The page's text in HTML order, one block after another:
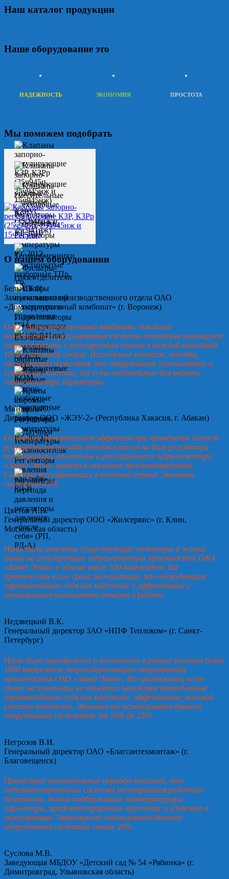
Наш каталог продукции
Наше оборудование это
НАДЕЖНОСТЬ ЭКОНОМИЯ ПРОСТОТА
Мы поможем подобрать
О нашем оборудовании
Белых Т.Ф.
Замначальника производственного отдела ОАО
«Домостроительный комбинат» (г. Воронеж)
ОАО «Домостроительный комбинат» для более
качественного регулирования системы отопления монтирует
гидроэлеваторы с регулируемым соплом в каждой панельной
10-ти этажной секции. Несложные монтаж, наладка,
эксплуатация позволяют это оборудование использовать и
сегодня на объектах, где есть необходимые для работы
гидроэлеватора параметры.
Минин А.Ю.
Директор ООО «ЖЭУ-2» (Республика Хакасия, г. Абакан)
Основным экономическим эффектом при применении систем
регулирования расхода теплоносителя на базе регулятора
температуры отопления и регулирующего гидроэлеватора
«Завод Этон» является снижение теплопотребления.
Система тестировалась в весенний период. Экономия
составила 42%.
Цветов А.В.
Генеральный директор ООО «Жилсервис» (г. Клин,
Московская область)
Нами были заменены существующие элеваторы в жилых
домах на регулирующие гидроэлеваторы производства ОАО
«Завод Этон» в объеме около 500 комплектов. На
протяжении всего срока эксплуатации это оборудование
зарекомендовало себя как надежное и эффективное с
минимальным количеством отказов в работе.
Недзвецкий В.К.
Генеральный директор ЗАО «НПФ Теплоком» (г. Санкт-
Петербург)
Нами было приобретено и поставлено в разные регионы более
1000 комплектов энергосберегающего оборудования
производства ОАО «Завод Этон». На протяжении всего
срока эксплуатации на объектах заказчиков оборудование
зарекомендовало себя как надежное, эффективное, высокой
степени точности. Экономия от использования данного
оборудования составляет от 10% до 25%.
Негрозов В.И.
Генеральный директор ОАО «Благсантехмонтаж» (г.
Благовещенск)
Прошедшие отопительные периоды показали, что
автоматизированные системы регулирования работали
безотказно, точно поддерживали температурные
параметры, продемонстрировали простоту и удобство в
эксплуатации. Экономия от использования данного
оборудования составила свыше 20%.
Суслова М.В.
Заведующая МБДОУ «Детский сад № 54 «Рябинка» (г.
Димитровград, Ульяновская область)